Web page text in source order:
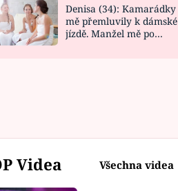
Denisa (34): Kamarádky
mě přemluvily k dámské
jízdě. Manžel mě po
Videa Všechna videa